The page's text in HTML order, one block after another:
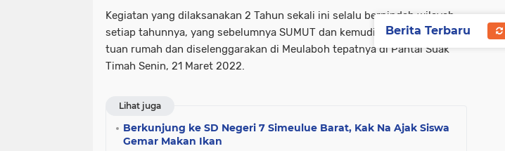
Kegiatan yang dilaksanakan 2 Tahun sekali ini selalu berpindah wilayah
setiap tahunnya, yang sebelumnya SUMUT dan kemudian Aceh menjadi
tuan rumah dan diselenggarakan di Meulaboh tepatnya di Pantai Suak
Timah Senin, 21 Maret 2022.
Lihat juga
Berkunjung ke SD Negeri 7 Simeulue Barat, Kak Na Ajak Siswa
Gemar Makan Ikan
Berita Terbaru